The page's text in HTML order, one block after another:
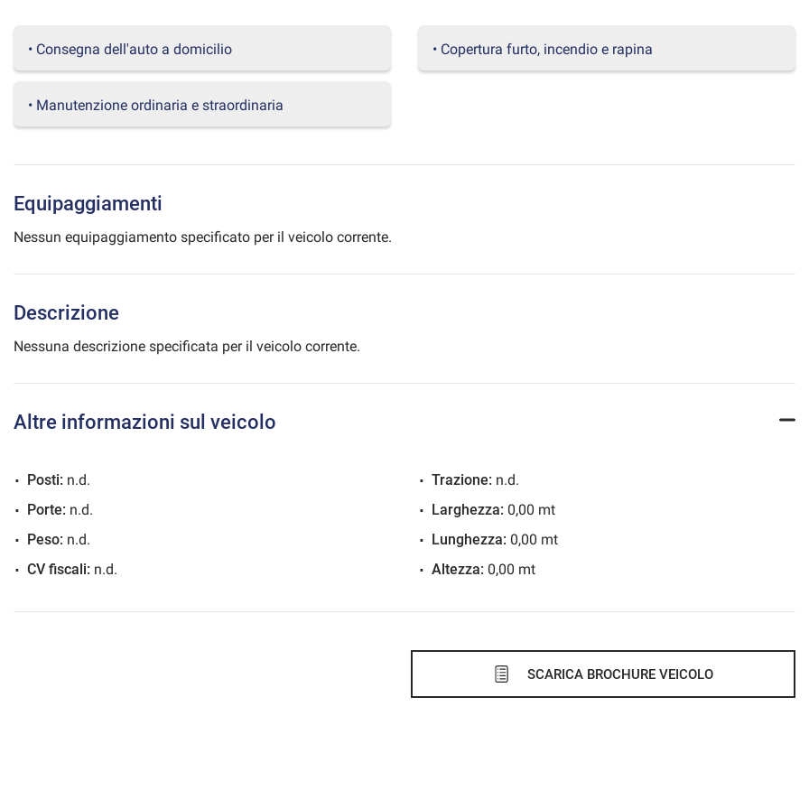
• Consegna dell'auto a domicilio • Copertura furto, incendio e rapina
• Manutenzione ordinaria e straordinaria
Equipaggiamenti
Nessun equipaggiamento specificato per il veicolo corrente.
Descrizione
Nessuna descrizione specificata per il veicolo corrente.
Altre informazioni sul veicolo
Posti: n.d.
Porte: n.d.
Peso: n.d.
CV fiscali: n.d.
Trazione: n.d.
Larghezza: 0,00 mt
Lunghezza: 0,00 mt
Altezza: 0,00 mt
SCARICA BROCHURE VEICOLO
di
tracciamento
rimanda
alla
policy.
rivedere
e
modificare
tue
in
qualsiasi
momento.
Cookie per il miglioramento dell'esperienza utente